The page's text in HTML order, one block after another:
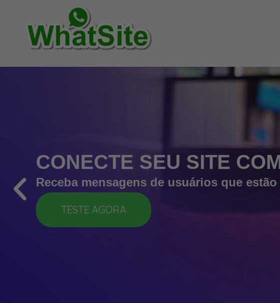
CONECTE SEU SITE
Receba mensagens de usuários que
TESTE AGORA